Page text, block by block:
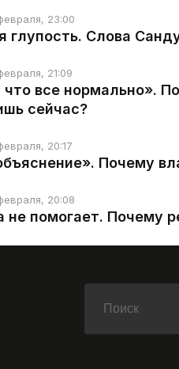
23:00
глупость. Слова
21:09
что все нормально».
сейчас?
20:17
Почему
20:08
помогает. Почему